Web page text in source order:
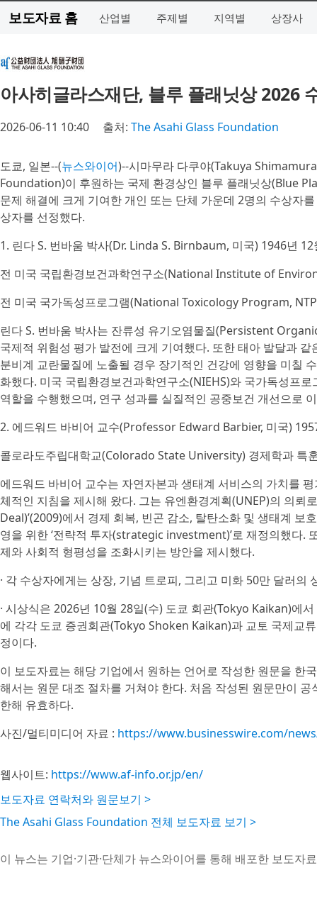
보도자료 홈 산업별 주제별 지역별 상장사
아사히글라스재단, 블루 플래닛상 2026
2026-06-11 10:40 출처: The Asahi Glass Foundation
도쿄, 일본--(뉴스와이어)--시마무라 다쿠야(Takuya
Foundation)이 후원하는 국제 환경상인 블루 플래닛상(Blue
문제 해결에 크게 기여한 개인 또는 단체 가운데 2명의 수상자
상자를 선정했다.
1. 린다 S. 번바움 박사(Dr. Linda S. Birnbaum, 미국) 1946년
전 미국 국립환경보건과학연구소(National Institute of
전 미국 국가독성프로그램(National Toxicology Program,
린다 S. 번바움 박사는 잔류성 유기오염물질(Persistent
국제적 위험성 평가 발전에 크게 기여했다. 또한 태아 발달과
분비계 교란물질에 노출될 경우 장기적인 건강에 영향을 미칠
화했다. 미국 국립환경보건과학연구소(NIEHS)와 국가독성프
역할을 수행했으며, 연구 성과를 실질적인 공중보건 개선으로
2. 에드워드 바비어 교수(Professor Edward Barbier, 미국)
콜로라도주립대학교(Colorado State University) 경제학과
에드워드 바비어 교수는 자연자본과 생태계 서비스의 가치를
체적인 지침을 제시해 왔다. 그는 유엔환경계획(UNEP)의 의뢰
Deal)’(2009)에서 경제 회복, 빈곤 감소, 탈탄소화 및 생태계
영을 위한 ‘전략적 투자(strategic investment)’로 재정의했다.
제와 사회적 형평성을 조화시키는 방안을 제시했다.
· 각 수상자에게는 상장, 기념 트로피, 그리고 미화 50만 달러의
· 시상식은 2026년 10월 28일(수) 도쿄 회관(Tokyo Kaikan)에
에 각각 도쿄 증권회관(Tokyo Shoken Kaikan)과 교토 국제
정이다.
이 보도자료는 해당 기업에서 원하는 언어로 작성한 원문을 한
해서는 원문 대조 절차를 거쳐야 한다. 처음 작성된 원문만이
한해 유효하다.
사진/멀티미디어 자료 : https://www.businesswire.com/
웹사이트: https://www.af-info.or.jp/en/
보도자료 연락처와 원문보기 >
The Asahi Glass Foundation 전체 보도자료 보기 >
이 뉴스는 기업·기관·단체가 뉴스와이어를 통해 배포한 보도자